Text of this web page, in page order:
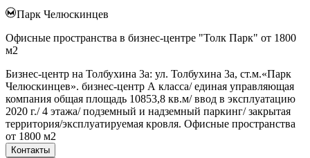
Парк Челюскинцев
Офисные пространства в бизнес-центре "Толк Парк" от 1800
м2
Бизнес-центр на Толбухина 3а: ул. Толбухина 3а, ст.м.«Парк
Челюскинцев». бизнес-центр А класса/ единая управляющая
компания общая площадь 10853,8 кв.м/ ввод в эксплуатацию
2020 г./ 4 этажа/ подземный и надземный паркинг/ закрытая
территория/эксплуатируемая кровля. Офисные пространства
от 1800 м2
Контакты